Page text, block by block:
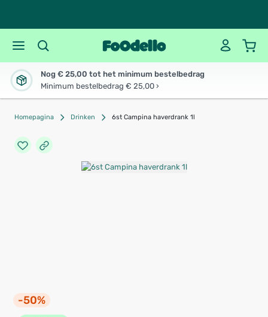
Nog € 25,00 tot het minimum bestelbedrag
Minimum bestelbedrag € 25,00 ›
Homepagina Drinken 6st Campina haverdrank 1l
-50%